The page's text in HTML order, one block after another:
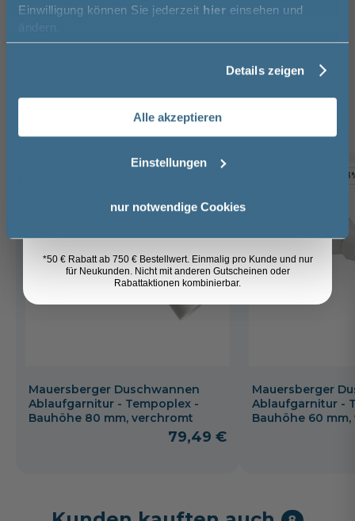
Einwilligung können Sie jederzeit hier einsehen und
ändern.
Details zeigen
Alle akzeptieren
Einstellungen
nur notwendige Cookies
Mauersberger Duschwannen
Ablaufgarnitur - Tempoplex -
Bauhöhe 80 mm, verchromt
79,49 €
-
Mauersberger
Ablaufgarnitur -
Bauhöhe 60
Email
Anmelden
*50 € Rabatt ab 750 € Bestellwert. Einmalig pro Kunde und nur
für Neukunden. Nicht mit anderen Gutscheinen oder
Rabattaktionen kombinierbar.